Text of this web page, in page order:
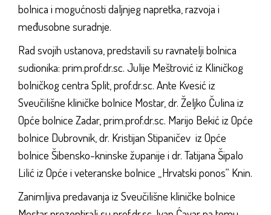
bolnica i mogućnosti daljnjeg napretka, razvoja i
međusobne suradnje.
Rad svojih ustanova, predstavili su ravnatelji bolnica
sudionika: prim.prof.dr.sc. Julije Meštrović iz Kliničkog
bolničkog centra Split, prof.dr.sc. Ante Kvesić iz
Sveučilišne kliničke bolnice Mostar, dr. Željko Čulina iz
Opće bolnice Zadar, prim.prof.dr.sc. Marijo Bekić iz Opće
bolnice Dubrovnik, dr. Kristijan Stipaničev iz Opće
bolnice Šibensko-kninske županije i dr. Tatijana Šipalo
Lilić iz Opće i veteranske bolnice „Hrvatski ponos“ Knin.
Zanimljiva predavanja iz Sveučilišne kliničke bolnice